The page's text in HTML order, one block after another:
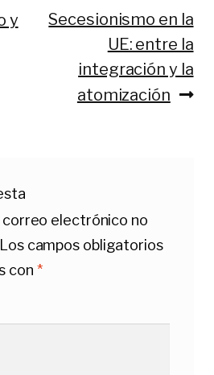
y
Siguiente:
Secesionismo en la
UE: entre la
integración y la
atomización
correo electrónico no
Los campos obligatorios
con *